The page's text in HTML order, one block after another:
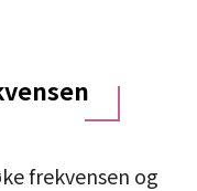
frekvensen og